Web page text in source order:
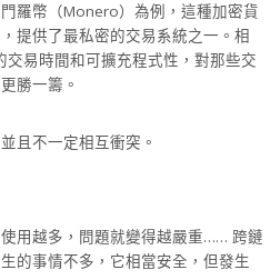
羅幣（Monero）為例，這種加密貨
提供了最私密的交易系統之一。相
易時間和可擴充程式性，對那些交
勝一籌。
且不一定相互衝突。
使用越多，問題就變得越嚴重…… 跨鏈
的事情不多，它相當安全，但發生